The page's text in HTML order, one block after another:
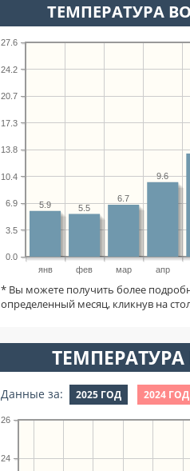
ТЕМПЕРАТУРА
янв фев мар апр
0.0
3.5
6.9
10.4
13.8
17.3
20.7
24.2
27.6
9.6
6.7
5.5
5.9
* Вы можете получить более
определенный месяц, кликнув на
ТЕМПЕРАТУРА
Данные за: 2025 ГОД 2024 ГОД
24
26